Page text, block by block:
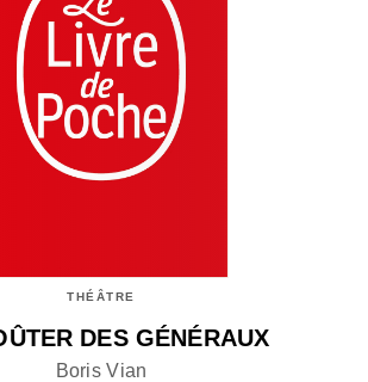
THÉÂTRE
DES GÉNÉRAUX
Boris Vian